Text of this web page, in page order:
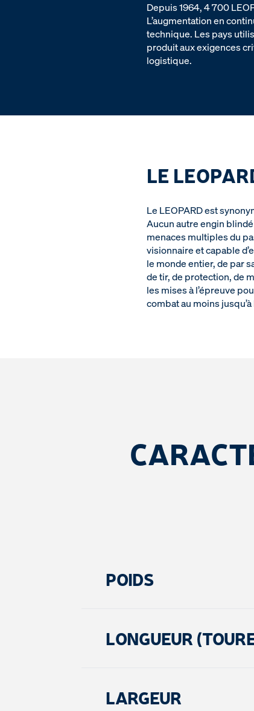
Depuis 1964, 4 700
L’augmentation en
technique. Les pays
produit aux exigences
logistique.
LE
Le LEOPARD est
Aucun autre engin
menaces multiples du
visionnaire et capable
le monde entier, de par
de tir, de protection, de
les mises à l’épreuve
combat au moins
POIDS
LONGUEUR
LARGEUR